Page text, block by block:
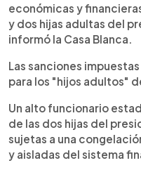
económicas y
y dos hijas adultas del
informó la Casa Blanca.
Las sanciones
para los "hijos adultos"
Un alto funcionario
de las dos hijas del
sujetas a una
y aisladas del sistema